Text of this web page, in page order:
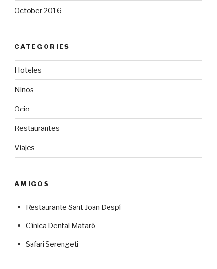
October 2016
CATEGORIES
Hoteles
Niños
Ocio
Restaurantes
Viajes
AMIGOS
Restaurante Sant Joan Despí
Clínica Dental Mataró
Safari Serengeti